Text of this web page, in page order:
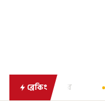
ব্রেকিং
থেঁতলানো মাথা-